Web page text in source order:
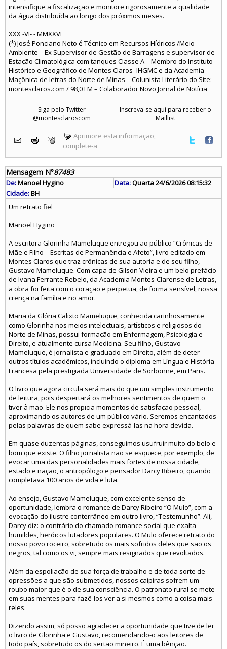
intensifique a fiscalização e monitore rigorosamente a qualidade
da água distribuída ao longo dos próximos meses.
XXX -VI- - MMXXVI
(*) José Ponciano Neto é Técnico em Recursos Hídricos /Meio
Ambiente – Ex Supervisor de Gestão de Barragens e supervisor de
Estação Climatológica com tanques Classe A – Membro do Instituto
Histórico e Geográfico de Montes Claros -IHGMC e da Academia
Maçônica de letras do Norte de Minas – Colunista Literário do Site:
montesclaros.com / 98,0 FM – Colaborador Novo Jornal de Notícia
Siga pelo Twitter
@montesclaroscom
Inscreva-se aqui para receber o
Maillist
Aprimore esta informação,
complete-a
Mensagem N°87483
De:Manoel Hygino Data:Quarta 24/6/2026 08:15:32
Cidade:BH
Um retrato fiel
Manoel Hygino
A escritora Glorinha Mameluque entregou ao público “Crônicas de
Mãe e Filho – Escritas de Permanência e Afeto”, livro editado em
Montes Claros que traz crônicas de sua autoria e de seu filho,
Gustavo Mameluque. Com capa de Gilson Vieira e um belo prefácio
de Ivana Ferrante Rebelo, da Academia Montes-Clarense de Letras,
a obra foi feita com o coração e perpetua, de forma sensível, nossa
crença na família e no amor.
Maria da Glória Calixto Mameluque, conhecida carinhosamente
como Glorinha nos meios intelectuais, artísticos e religiosos do
Norte de Minas, possui formação em Enfermagem, Psicologia e
Direito, e atualmente cursa Medicina. Seu filho, Gustavo
Mameluque, é jornalista e graduado em Direito, além de deter
outros títulos acadêmicos, incluindo o diploma em Língua e História
Francesa pela prestigiada Universidade de Sorbonne, em Paris.
O livro que agora circula será mais do que um simples instrumento
de leitura, pois despertará os melhores sentimentos de quem o
tiver à mão. Ele nos propicia momentos de satisfação pessoal,
aproximando os autores de um público vário. Seremos encantados
pelas palavras de quem sabe expressá-las na hora devida.
Em quase duzentas páginas, conseguimos usufruir muito do belo e
bom que existe. O filho jornalista não se esquece, por exemplo, de
evocar uma das personalidades mais fortes de nossa cidade,
estado e nação, o antropólogo e pensador Darcy Ribeiro, quando
completava 100 anos de vida e luta.
Ao ensejo, Gustavo Mameluque, com excelente senso de
oportunidade, lembra o romance de Darcy Ribeiro “O Mulo”, com a
evocação do ilustre conterrâneo em outro livro, “Testemunho”. Ali,
Darcy diz: o contrário do chamado romance social que exalta
humildes, heróicos lutadores populares. O Mulo oferece retrato do
nosso povo roceiro, sobretudo os mais sofridos deles que são os
negros, tal como os vi, sempre mais resignados que revoltados.
Além da espoliação de sua força de trabalho e de toda sorte de
opressões a que são submetidos, nossos caipiras sofrem um
roubo maior que é o de sua consciência. O patronato rural se mete
em suas mentes para fazê-los ver a si mesmos como a coisa mais
reles.
Dizendo assim, só posso agradecer a oportunidade que tive de ler
o livro de Glorinha e Gustavo, recomendando-o aos leitores de
todo país, sobretudo os do sertão mineiro. É uma bênção.